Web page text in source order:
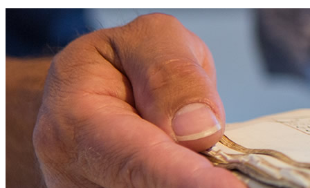
Drents Archief